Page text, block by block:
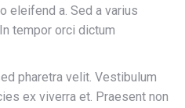
eleifend a. Sed a varius
tempor orci dictum
pharetra velit. Vestibulum
ex viverra et. Praesent non